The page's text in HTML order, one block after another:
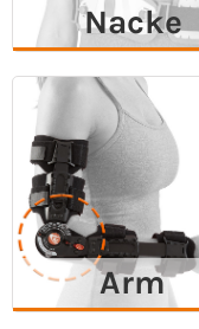
Nacke
Arm